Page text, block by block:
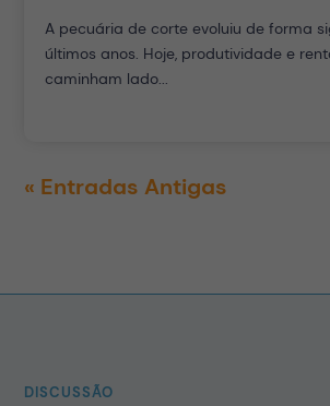
A pecuária de corte evoluiu de forma
últimos anos. Hoje, produtividade e
caminham lado...
« Entradas Antigas
DISCUSSÃO